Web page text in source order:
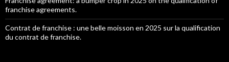
franchise agreements.
Contrat de franchise : une belle moisson en 2025 sur la qualification
du contrat de franchise.